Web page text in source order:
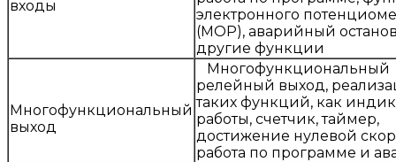
входы
электронного
(MOP), аварийный
другие функции
Многофункциональный
выход
Многофункциональный
релейный выход,
таких функций, как
работы, счетчик, таймер,
достижение нулевой
работа по программе и